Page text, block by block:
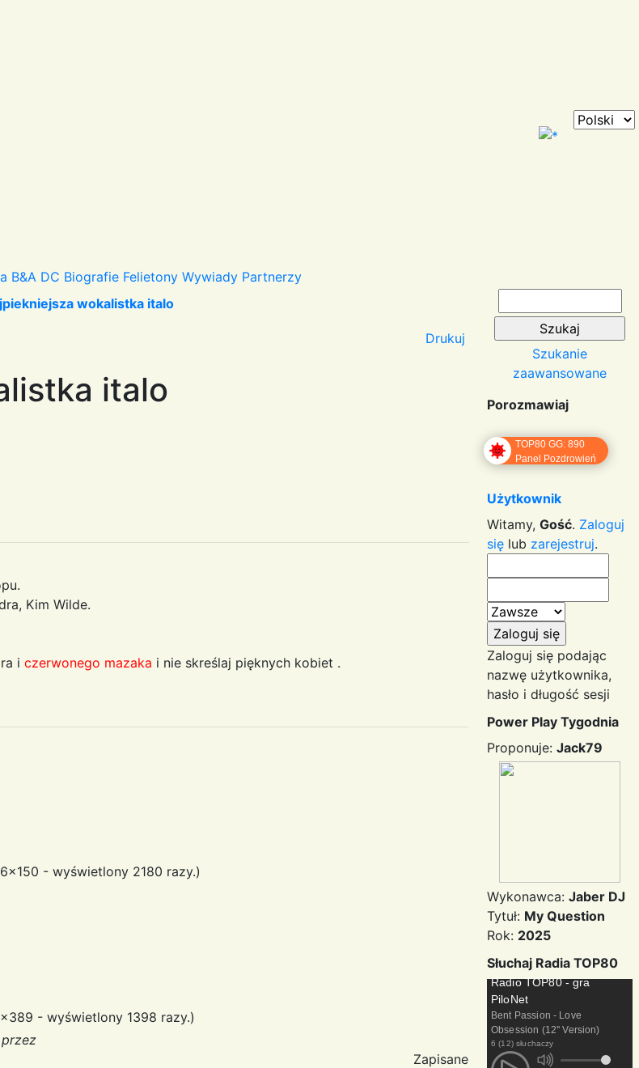
B&A DC Biografie Felietony Wywiady Partnerzy
wokalistka italo
Drukuj
italo
Kim Wilde.
i czerwonego mazaka i nie skreślaj pięknych kobiet .
- wyświetlony 2180 razy.)
- wyświetlony 1398 razy.)
przez
Zapisane
Szukanie
zaawansowane
Porozmawiaj
TOP80 GG: 890
Panel Pozdrowień
Użytkownik
Witamy, Gość. Zaloguj
się lub zarejestruj.
Zaloguj się podając
nazwę użytkownika,
hasło i długość sesji
Power Play Tygodnia
Proponuje: Jack79
Wykonawca: Jaber DJ
Tytuł: My Question
Rok: 2025
Słuchaj Radia TOP80
Radio TOP80 - gra
PiloNet
Bent Passion - Love
Obsession (12'' Version)
6 (12) słuchaczy